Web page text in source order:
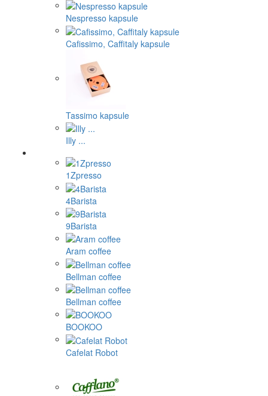
Nespresso kapsule
Cafissimo, Caffitaly kapsule
Tassimo kapsule
Illy ...
1Zpresso
4Barista
9Barista
Aram coffee
Bellman coffee
Bellman coffee
BOOKOO
Cafelat Robot